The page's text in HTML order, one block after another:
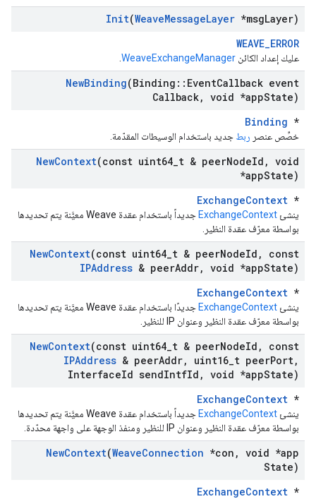
Init(WeaveMessageLayer *msgLayer)
WEAVE_ERROR
عليك إعداد الكائن WeaveExchangeManager
NewBinding(Binding :: EventCallback event
Callback, void *appState)
Binding *
خصِّص عنصر ربط جديد باستخدام الوسيطات المقدّمة.
NewContext(const uint64 t & peerNodeId , void
*appState)
ExchangeContext *
ينشئ ExchangeContext
جديداً باستخدام عقدة Weave معيَّنة يتم تحديدها
بواسطة معرّف عقدة النظير.
NewContext(const uint64 t & peerNodeId ,
const
IPAddress & peerAddr, void *appState)
ExchangeContext *
ينشئ ExchangeContext
جديدًا باستخدام عقدة Weave معيَّنة يتم تحديدها
بواسطة معرّف عقدة النظير وعنوان IP للنظير.
NewContext(const uint64 t & peerNodeId ,
const
IPAddress & peerAddr, uint16 t peerPort,
InterfaceId sendIntfId , void *appState)
ExchangeContext *
ينشئ ExchangeContext
جديداً باستخدام عقدة Weave معيَّنة يتم تحديدها
بواسطة معرّف عقدة النظير وعنوان IP للنظير ومنفذ الوجهة على واجهة محدّدة.
NewContext(WeaveConnection *con , void *app
State)
ExchangeContext *